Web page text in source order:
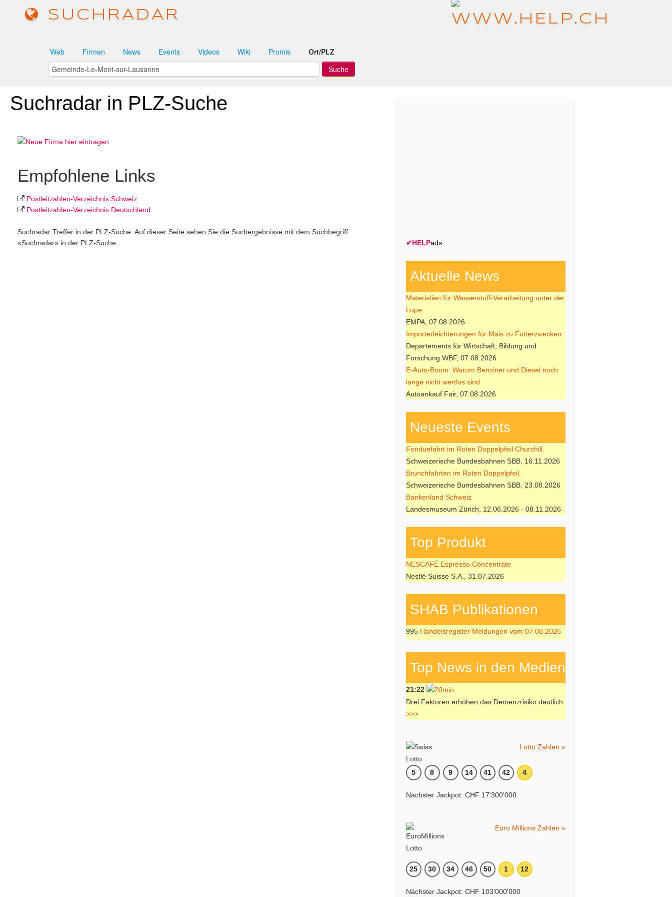
SUCHRADAR
Web Firmen News Events Videos Wiki Promis Ort/PLZ
Suchradar in PLZ-Suche
Empfohlene Links
Postleit­zahlen-Ver­zeich­nis Schweiz
Postleit­zahlen-Ver­zeich­nis Deutschland
Suchradar Treffer in der PLZ-Suche. Auf dieser Seite sehen Sie die Suchergebnisse mit dem Suchbegriff
«Suchradar» in der PLZ-Suche.
✔HELPads
Aktuelle News
Materialien für Wasserstoff-Verarbeitung unter der
Lupe
EMPA, 07.08.2026
Importerleichterungen für Mais zu Futterzwecken
Departements für Wirtschaft, Bildung und
Forschung WBF, 07.08.2026
E-Auto-Boom: Warum Benziner und Diesel noch
lange nicht wertlos sind
Autoankauf Fair, 07.08.2026
Neueste Events
Fonduefahrt im Roten Doppelpfeil Churchill.
Schweizerische Bundesbahnen SBB, 16.11.2026
Brunchfahrten im Roten Doppelpfeil.
Schweizerische Bundesbahnen SBB, 23.08.2026
Bankenland Schweiz
Landesmuseum Zürich, 12.06.2026 - 08.11.2026
Top Produkt
NESCAFÉ Espresso Concentrate
Nestlé Suisse S.A., 31.07.2026
SHAB Publi­kati­onen
995 Handelsregister Meldungen vom 07.08.2026
Top News in den Medien
21:22
Drei Faktoren erhöhen das Demenzrisiko deutlich
>>>
Lotto Zahlen »
5 8 9 14 41 42 4
Nächster Jackpot: CHF 17'300'000
Euro Millions Zahlen »
25 30 34 46 50 1 12
Nächster Jackpot: CHF 103'000'000